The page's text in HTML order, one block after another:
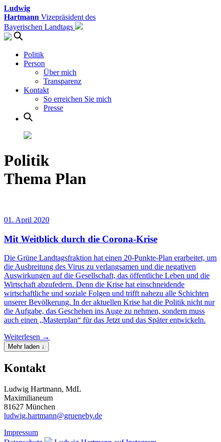
Ludwig
Hartmann Vizepräsident des
Bayerischen Landtags
Politik
Person
Über mich
Transparenz
Kontakt
So erreichen Sie mich
Presse
Politik
Thema Plan
01. April 2020
Mit Weitblick durch die Corona-Krise
Die Grüne Landtagsfraktion hat einen 20-Punkte-Plan erarbeitet, um
die Ausbreitung des Virus zu verlangsamen und die negativen
Auswirkungen auf die Gesellschaft, das öffentliche Leben und die
Wirtschaft abzufedern. Denn die Krise hat einschneidende
wirtschaftliche und soziale Folgen und trifft nahezu alle Schichten
unserer Bevölkerung. In der aktuellen Krise hat die Politik nicht nur
die Aufgabe, das Geschehen ins Auge zu nehmen, sondern muss
auch einen „Masterplan“ für das Jetzt und das Später entwickeln.
Weiterlesen →
Mehr laden ↓
Kontakt
Ludwig Hartmann, MdL
Maximilianeum
81627 München
ludwig.hartmann@grueneby.de
Impressum